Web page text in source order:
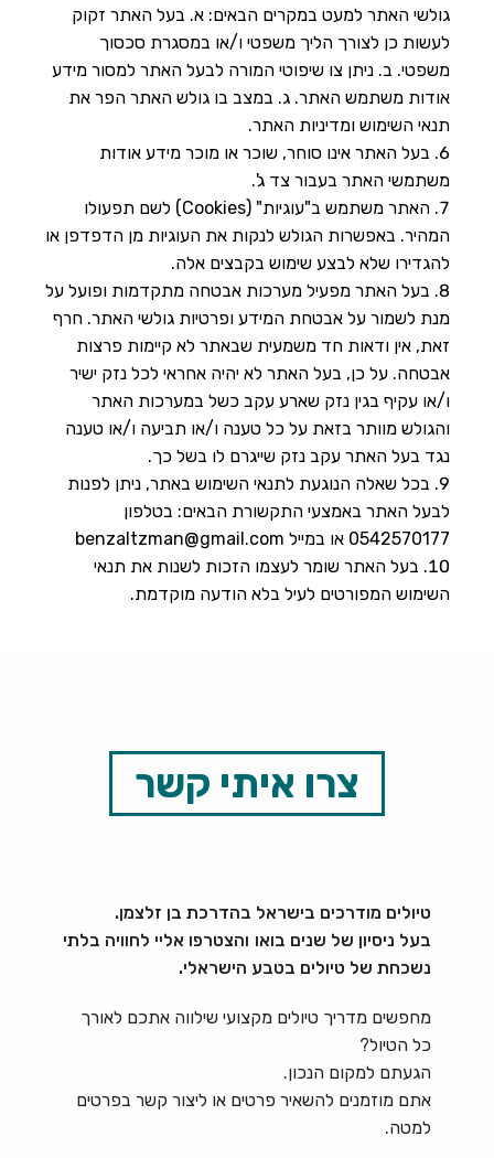
גולשי האתר למעט במקרים הבאים: א. בעל האתר זקוק
לעשות כן לצורך הליך משפטי ו/או במסגרת סכסוך
משפטי. ב. ניתן צו שיפוטי המורה לבעל האתר למסור מידע
אודות משתמש האתר. ג. במצב בו גולש האתר הפר את
תנאי השימוש ומדיניות האתר.
בעל האתר אינו סוחר, שוכר או מוכר מידע אודות
משתמשי האתר בעבור צד ג'.
האתר משתמש ב"עוגיות" (Cookies) לשם תפעולו
המהיר. באפשרות הגולש לנקות את העוגיות מן הדפדפן או
להגדירו שלא לבצע שימוש בקבצים אלה.
בעל האתר מפעיל מערכות אבטחה מתקדמות ופועל על
מנת לשמור על אבטחת המידע ופרטיות גולשי האתר. חרף
זאת, אין ודאות חד משמעית שבאתר לא קיימות פרצות
אבטחה. על כן, בעל האתר לא יהיה אחראי לכל נזק ישיר
ו/או עקיף בגין נזק שארע עקב כשל במערכות האתר
והגולש מוותר בזאת על כל טענה ו/או תביעה ו/או טענה
נגד בעל האתר עקב נזק שייגרם לו בשל כך.
בכל שאלה הנוגעת לתנאי השימוש באתר, ניתן לפנות
לבעל האתר באמצעי התקשורת הבאים: בטלפון
0542570177 או במייל benzaltzman@gmail.com
בעל האתר שומר לעצמו הזכות לשנות את תנאי
השימוש המפורטים לעיל בלא הודעה מוקדמת.
צרו איתי קשר
טיולים מודרכים בישראל בהדרכת בן זלצמן.
בעל ניסיון של שנים בואו והצטרפו אליי לחוויה בלתי
נשכחת של טיולים בטבע הישראלי.
מחפשים מדריך טיולים מקצועי שילווה אתכם לאורך
כל הטיול?
הגעתם למקום הנכון.
אתם מוזמנים להשאיר פרטים או ליצור קשר בפרטים
למטה.